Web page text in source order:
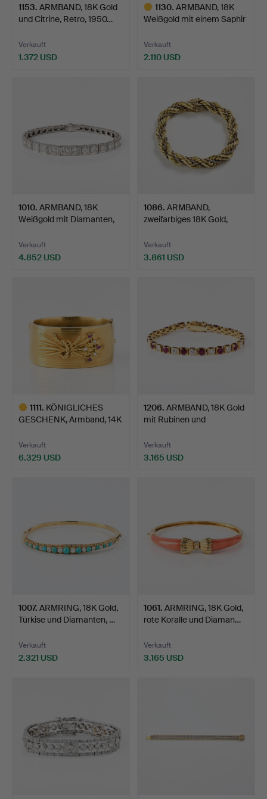
1153. ARMBAND, 18K Gold
und Citrine, Retro, 1950…
Verkauft
1.372 USD
1130. ARMBAND, 18K
Weißgold mit einem Saphir
Verkauft
2.110 USD
1010. ARMBAND, 18K
Weißgold mit Diamanten,
Verkauft
4.852 USD
1086. ARMBAND,
zweifarbiges 18K Gold,
Verkauft
3.861 USD
1111. KÖNIGLICHES
GESCHENK, Armband, 14K
Verkauft
6.329 USD
1206. ARMBAND, 18K Gold
mit Rubinen und
Verkauft
3.165 USD
1007. ARMRING, 18K Gold,
Türkise und Diamanten, …
Verkauft
2.321 USD
1061. ARMRING, 18K Gold,
rote Koralle und Diaman…
Verkauft
3.165 USD